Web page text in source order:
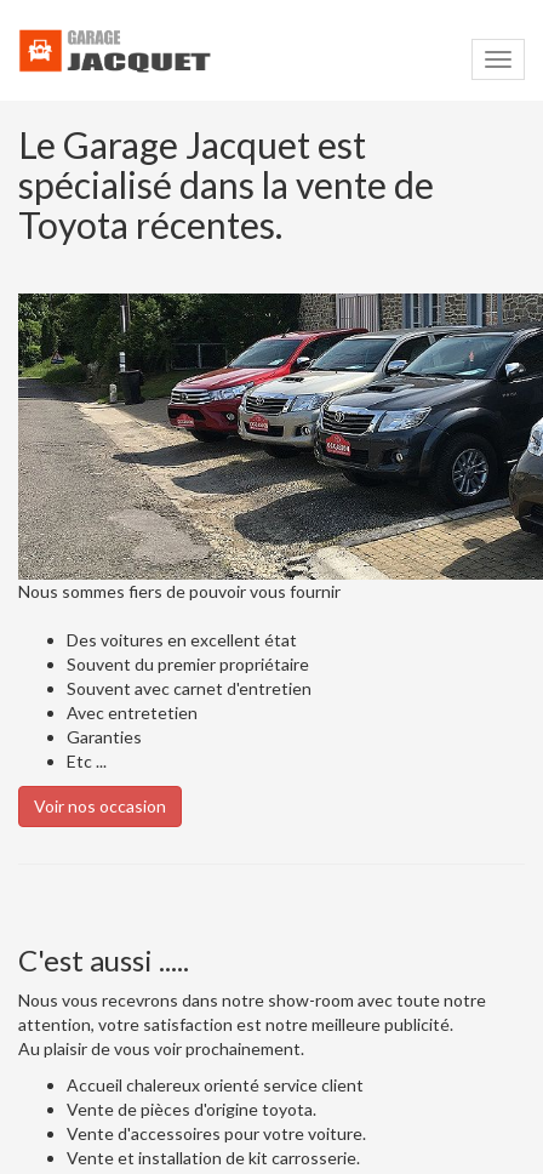
Le Garage Jacquet est
spécialisé dans la vente de
Toyota récentes.
Nous sommes fiers de pouvoir vous fournir
Des voitures en excellent état
Souvent du premier propriétaire
Souvent avec carnet d'entretien
Avec entretetien
Garanties
Etc ...
Voir nos occasion
C'est aussi .....
Nous vous recevrons dans notre show-room avec toute notre
attention, votre satisfaction est notre meilleure publicité.
Au plaisir de vous voir prochainement.
Accueil chalereux orienté service client
Vente de pièces d'origine toyota.
Vente d'accessoires pour votre voiture.
Vente et installation de kit carrosserie.